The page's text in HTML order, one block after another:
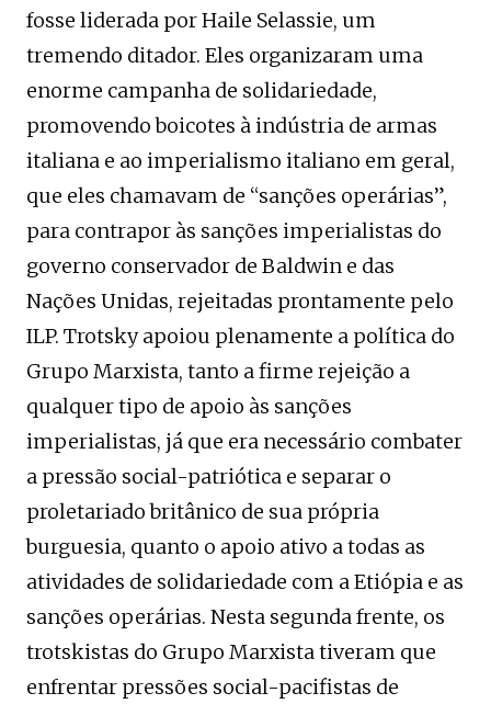
fosse liderada por Haile Selassie, um
tremendo ditador. Eles organizaram uma
enorme campanha de solidariedade,
promovendo boicotes à indústria de armas
italiana e ao imperialismo italiano em geral,
que eles chamavam de “sanções operárias”,
para contrapor às sanções imperialistas do
governo conservador de Baldwin e das
Nações Unidas, rejeitadas prontamente pelo
ILP. Trotsky apoiou plenamente a política do
Grupo Marxista, tanto a firme rejeição a
qualquer tipo de apoio às sanções
imperialistas, já que era necessário combater
a pressão social-patriótica e separar o
proletariado britânico de sua própria
burguesia, quanto o apoio ativo a todas as
atividades de solidariedade com a Etiópia e as
sanções operárias. Nesta segunda frente, os
trotskistas do Grupo Marxista tiveram que
enfrentar pressões social-pacifistas de